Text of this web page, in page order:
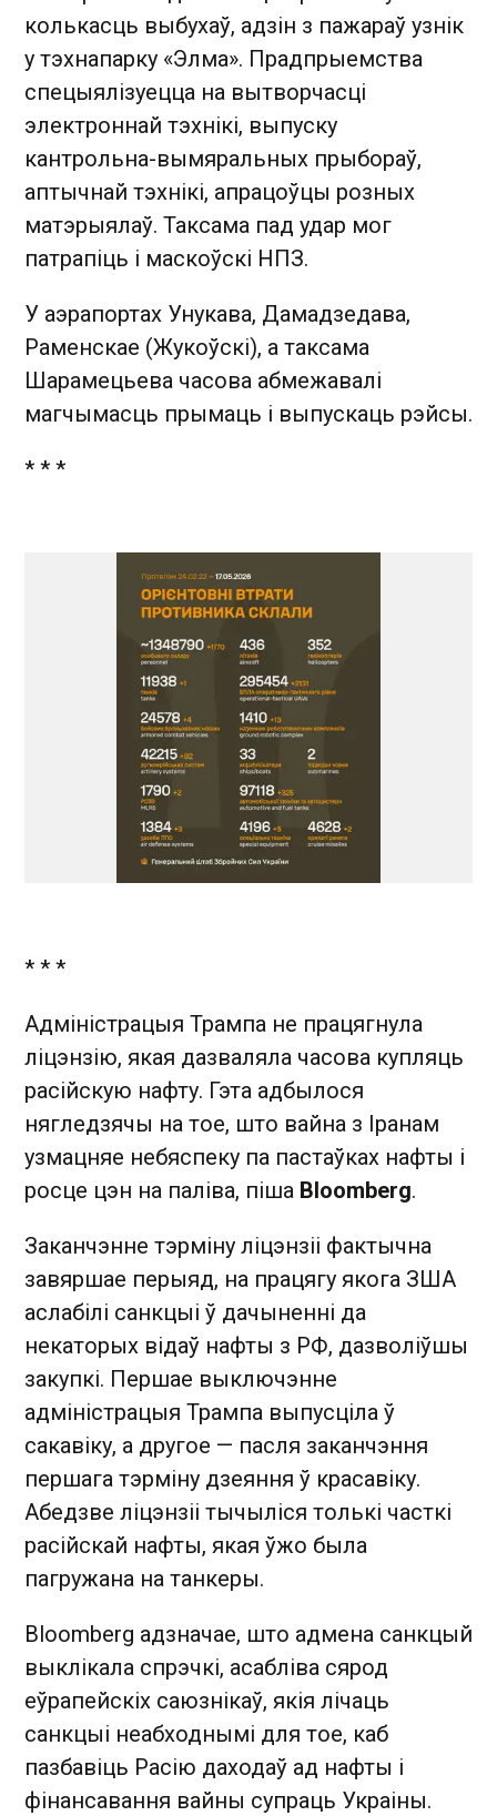
колькасць выбухаў, адзін з пажараў узнік
у тэхнапарку «Элма». Прадпрыемства
спецыялізуецца на вытворчасці
электроннай тэхнікі, выпуску
кантрольна-вымяральных прыбораў,
аптычнай тэхнікі, апрацоўцы розных
матэрыялаў. Таксама пад удар мог
патрапіць і маскоўскі НПЗ.
У аэрапортах Унукава, Дамадзедава,
Раменскае (Жукоўскі), а таксама
Шарамецьева часова абмежавалі
магчымасць прымаць і выпускаць рэйсы.
* * *
* * *
Адміністрацыя Трампа не працягнула
ліцэнзію, якая дазваляла часова купляць
расійскую нафту. Гэта адбылося
нягледзячы на тое, што вайна з Іранам
узмацняе небяспеку па пастаўках нафты і
росце цэн на паліва, піша Bloomberg.
Заканчэнне тэрміну ліцэнзіі фактычна
завяршае перыяд, на працягу якога ЗША
аслабілі санкцыі ў дачыненні да
некаторых відаў нафты з РФ, дазволіўшы
закупкі. Першае выключэнне
адміністрацыя Трампа выпусціла ў
сакавіку, а другое — пасля заканчэння
першага тэрміну дзеяння ў красавіку.
Абедзве ліцэнзіі тычыліся толькі часткі
расійскай нафты, якая ўжо была
пагружана на танкеры.
Bloomberg адзначае, што адмена санкцый
выклікала спрэчкі, асабліва сярод
еўрапейскіх саюзнікаў, якія лічаць
санкцыі неабходнымі для тое, каб
пазбавіць Расію даходаў ад нафты і
фінансавання вайны супраць Украіны.